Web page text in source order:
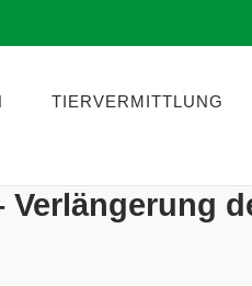
TIERVERMITTLUNG
Verlängerung